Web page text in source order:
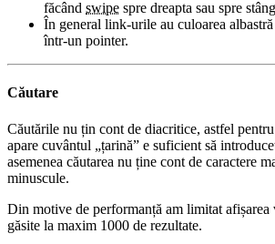
făcând swipe spre dreapta sau spre
În general link-urile au culoarea
într-un pointer.
Căutare
Căutările nu țin cont de diacritice, astfel
apare cuvântul „țarină” e suficient să
asemenea căutarea nu ține cont de caractere
minuscule.
Din motive de performanță am limitat afișarea
găsite la maxim 1000 de rezultate.